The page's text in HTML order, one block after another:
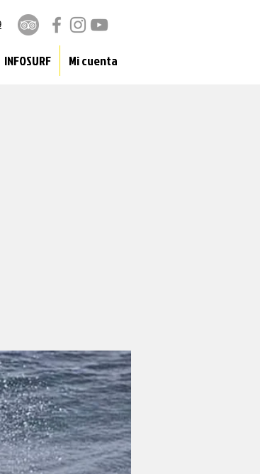
INFOSURF Mi cuenta